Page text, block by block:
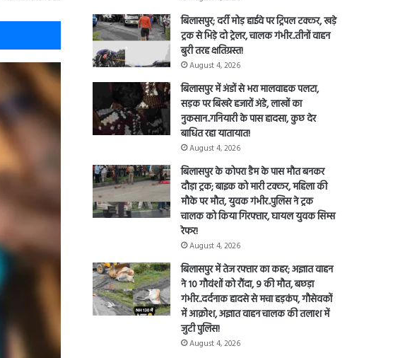
Messenger
बिलासपुर; दर्री मोड़ हाईवे पर ट्रिपल टक्कर, खड़े
ट्रक से भिड़े दो ट्रेलर, चालक गंभीर..तीनों वाहन
बुरी तरह क्षतिग्रस्त!
August 4, 2026
बिलासपुर में अंडों से भरा मालवाहक पलटा,
सड़क पर बिखरे हजारों अंडे, लाखों का
नुकसान..गनियारी के पास हादसा, कुछ देर
बाधित रहा यातायात!
August 4, 2026
बिलासपुर के कोपरा डैम के पास मौत बनकर
दौड़ा ट्रक; बाइक को मारी टक्कर, महिला की
मौके पर मौत, युवक गंभीर..पुलिस ने ट्रक
चालक को किया गिरफ्तार, घायल युवक सिम्स
रेफर!
August 4, 2026
बिलासपुर में तेज रफ्तार का कहर; अज्ञात वाहन
ने 10 गौवंशों को रौंदा, 9 की मौत, बछड़ा
गंभीर..दर्दनाक हादसे से मचा हड़कंप, गौसेवकों
में आक्रोश, अज्ञात वाहन चालक की तलाश में
जुटी पुलिस!
August 4, 2026